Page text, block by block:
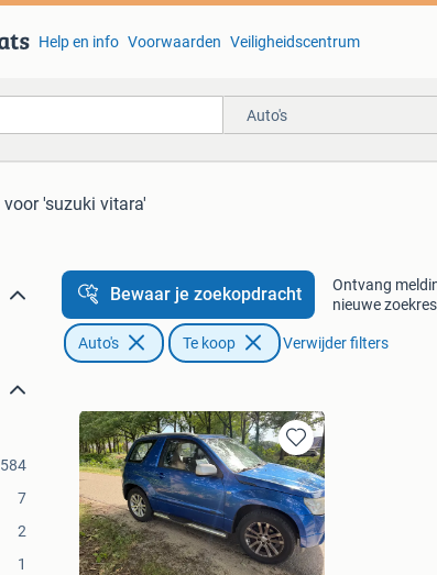
Help en info Voorwaarden Veiligheidscentrum
Auto's
voor 'suzuki vitara'
584
7
2
1
Bewaar je zoekopdracht
Ontvang
nieuwe
Auto's Te koop Verwijder filters
Bewaren
in
Mijn
Favorieten
BdW